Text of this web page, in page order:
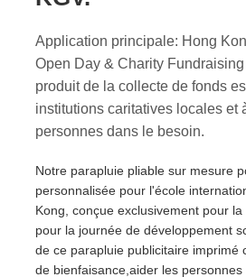
Produits
A propos de nous
Application principale: Hong
Open Day & Charity
produit de la collecte de fonds
institutions caritatives locales et
personnes dans le besoin.
Notre parapluie pliable sur mesure
personnalisée pour l'école
Kong, conçue exclusivement pour
pour la journée de développement
de ce parapluie publicitaire imprimé
de bienfaisance,aider les